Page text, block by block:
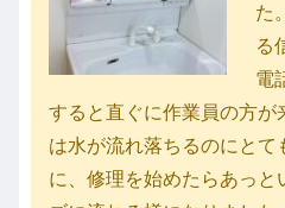
た
る
電
すると直ぐに作業員の方が
は水が流れ落ちるのにとて
に、修理を始めたらあっと